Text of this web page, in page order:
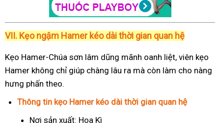
VII. Kẹo ngậm Hamer kéo dài thời gian quan hệ
Kẹo Hamer-Chúa sơn lâm dũng mãnh oanh liệt, viên kẹo
Hamer không chỉ giúp chàng lâu ra mà còn làm cho nàng
hưng phấn theo.
Thông tin kẹo Hamer kéo dài thời gian quan hệ
Nơi sản xuất: Hoa Kì